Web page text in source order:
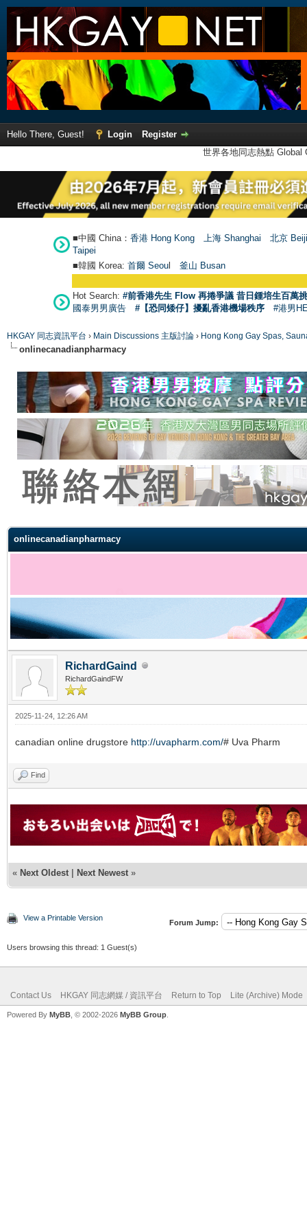
Hello There, Guest! Login
Register
世界各地同志熱點
■中國 China： 香港 Hong Kong 上海 Shanghai
北京
Taipei
■韓國 Korea: 首爾 Seoul 釜山 Busan
Hot Search: #前香港先生 Flow 再捲爭議 昔日鍾培生百萬
國泰男男廣告
#【恐同矮仔】擾亂香港機場秩序 #港男
HKGAY 同志資訊平台 › Main Discussions 主版討論 › Hong Kong Gay Spas,
onlinecanadianpharmacy
onlinecanadianpharmacy
RichardGaind
RichardGaindFW
2025-11-24, 12:26 AM
canadian online drugstore http://uvapharm.com/# Uva Pharm
Find
« Next Oldest | Next Newest »
View a Printable Version
Forum Jump:
Users browsing this thread: 1 Guest(s)
Contact Us HKGAY 同志網媒 / 資訊平台 Return to Top Lite (Archive) Mode
Powered By MyBB , © 2002-2026 MyBB Group